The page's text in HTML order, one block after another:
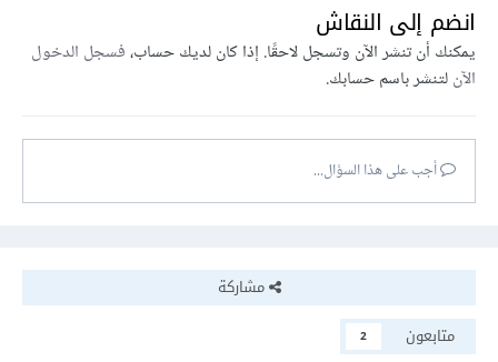
انضم إلى النقاش
يمكنك أن تنشر الآن وتسجل لاحقًا. إذا كان لديك حساب،فسجل الدخول
الآنلتنشر باسم حسابك.
أجب على هذا السؤال...
مشاركة
متابعون
2